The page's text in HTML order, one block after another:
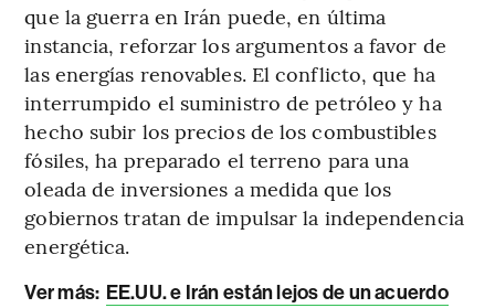
que la guerra en Irán puede, en última
instancia, reforzar los argumentos a favor de
las energías renovables. El conflicto, que ha
interrumpido el suministro de petróleo y ha
hecho subir los precios de los combustibles
fósiles, ha preparado el terreno para una
oleada de inversiones a medida que los
gobiernos tratan de impulsar la independencia
energética.
Ver más: EE.UU. e Irán están lejos de un acuerdo